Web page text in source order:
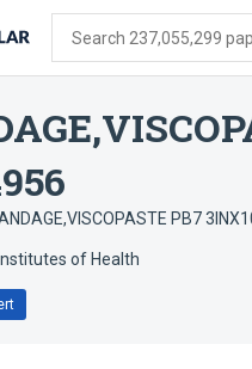
Search 237,055,299
PB7
of Health